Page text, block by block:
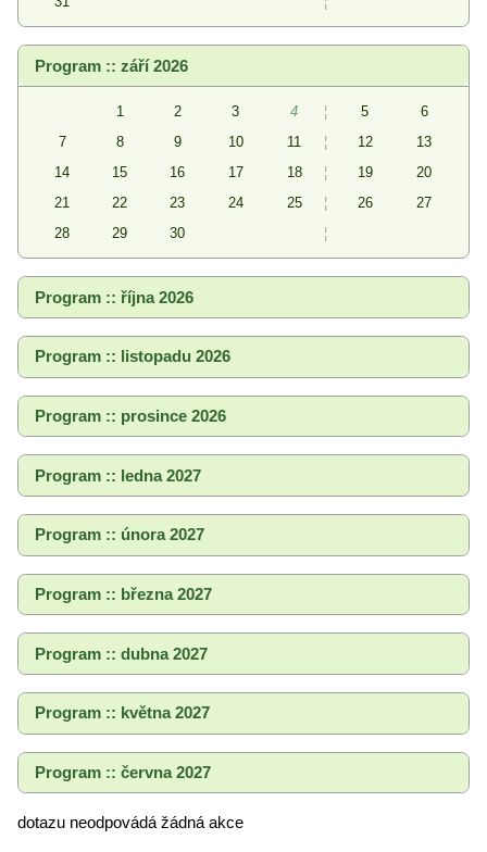
Program :: září 2026
1 2 3 4 ¦ 5
6
7
8 9 10 11 ¦ 12
13
14
15 16 17 18 ¦ 19
20
21
22 23 24 25 ¦ 26
27
28
29 30 ¦
Program :: října 2026
Program :: listopadu 2026
Program :: prosince 2026
Program :: ledna 2027
Program :: února 2027
Program :: března 2027
Program :: dubna 2027
Program :: května 2027
Program :: června 2027
dotazu neodpovádá žádná akce